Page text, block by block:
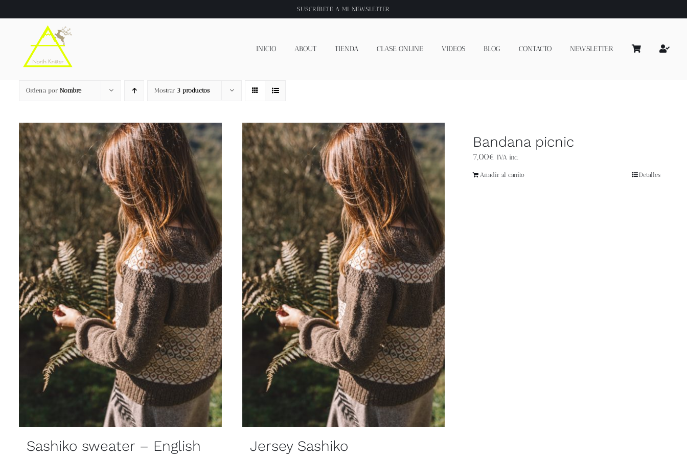
al
SUSCRÍBETE A MI NEWSLETTER
INICIO ABOUT TIENDA CLASE ONLINE VIDEOS BLOG CONTACTO NEWSLETTER
Ordena por Nombre Mostrar 3 productos
Sashiko sweater – English
Jersey Sashiko
Bandana picnic
7,00€ IVA inc.
Añadir al carrito Detalles